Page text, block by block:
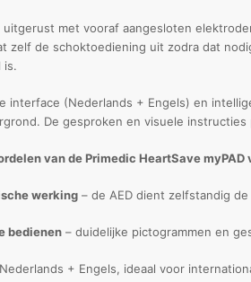
uitgerust met vooraf aangesloten
zelf de schoktoediening uit zodra dat
is.
interface (Nederlands + Engels) en
De gesproken en visuele
van de Primedic HeartSave myPAD
werking – de AED dient zelfstandig
bedienen – duidelijke pictogrammen en
+ Engels, ideaal voor